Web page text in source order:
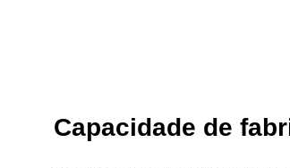
Capacidade de